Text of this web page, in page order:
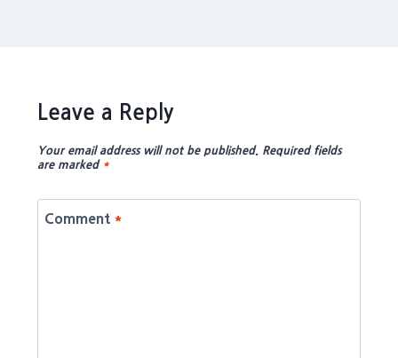
Leave a Reply
Your email address will not be published. Required fields
are marked *
Comment *